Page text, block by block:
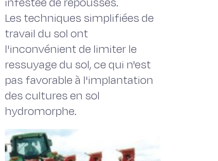
Les techniques simplifiées de
travail du sol ont
l'inconvénient de limiter le
ressuyage du sol, ce qui n'est
pas favorable à l'implantation
des cultures en sol
hydromorphe.